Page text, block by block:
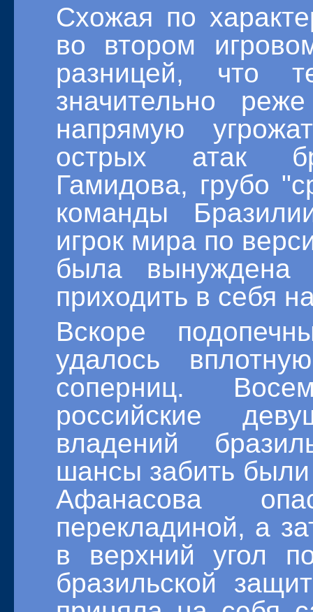
Схожая по
во втором
разницей, что
значительно
напрямую
острых атак
Гамидова, грубо
команды
игрок мира по
была вынуждена
приходить в себя
Вскоре
удалось
соперниц.
российские
владений
шансы забить
Афанасова
перекладиной, а
в верхний угол
бразильской